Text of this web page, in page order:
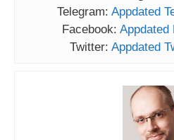
Telegram: Appdated
Facebook: Appdated
Twitter: Appdated